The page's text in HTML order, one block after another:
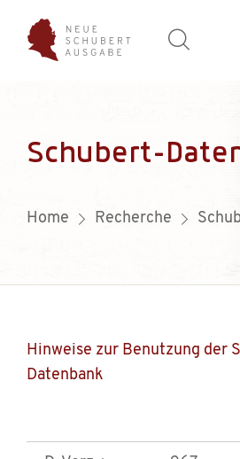
Schubert-
Home Recherche
Hinweise zur Benutzung der
Datenbank